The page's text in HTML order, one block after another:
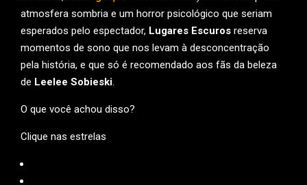
atmosfera sombria e um horror psicológico que seriam
esperados pelo espectador, Lugares Escuros reserva
momentos de sono que nos levam à desconcentração
pela história, e que só é recomendado aos fãs da beleza
de Leelee Sobieski.
O que você achou disso?
Clique nas estrelas